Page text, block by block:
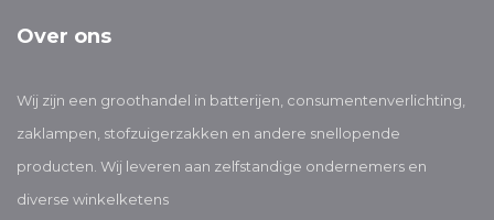
Over ons
Wij zijn een groothandel in batterijen, consumentenverlichting,
zaklampen, stofzuigerzakken en andere snellopende
producten. Wij leveren aan zelfstandige ondernemers en
diverse winkelketens